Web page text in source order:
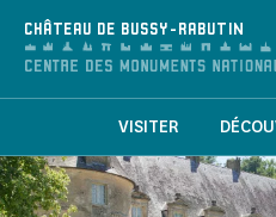
CHÂTEAU DE BUSSY-RABUTIN
VISITER